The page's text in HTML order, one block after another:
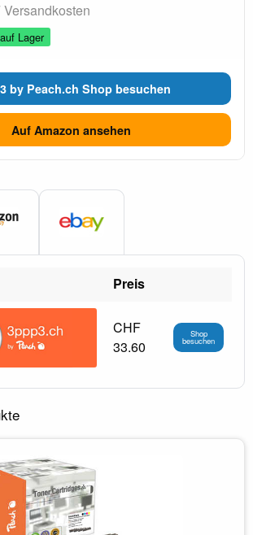
auf Lager
by Peach.ch Shop besuchen
Auf Amazon ansehen
Preis
CHF
33.60
Shop
besuchen